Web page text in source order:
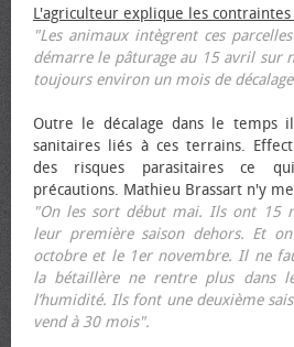
L'agriculteur explique les
"Les animaux intègrent ces
démarre le pâturage au 15 avril sur
toujours environ un mois de
Outre le décalage dans le temps
sanitaires liés à ces terrains.
des risques parasitaires ce
précautions. Mathieu Brassart n'y
"On les sort début mai. Ils ont 15
leur première saison dehors. Et
octobre et le 1er novembre. Il ne
la bétaillère ne rentre plus dans
l’humidité. Ils font une deuxième
vend à 30 mois".